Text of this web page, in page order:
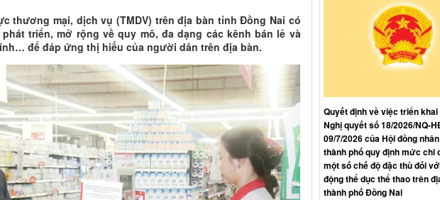
thương mại, dịch vụ (TMDV) trên địa bàn tỉnh Đồng Nai có
triển, mở rộng về quy mô, đa dạng các kênh bán lẻ và
để đáp ứng thị hiếu của người dân trên địa bàn.
Quyết định về việc triển
Nghị quyết số 18/2026/NQ-
09/7/2026 của Hội đồng
thành phố quy định mức chi
một số chế độ đặc thù đối
động thể dục thể thao trên
thành phố Đồng Nai